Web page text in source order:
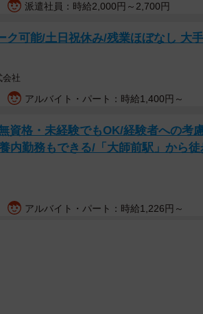
派遣社員：時給2,000円～2,700円
ク可能/土日祝休み/残業ほぼなし 大
会社
アルバイト・パート：時給1,400円～
資格・未経験でもOK/経験者への考
内勤務もできる/「大師前駅」から
アルバイト・パート：時給1,226円～